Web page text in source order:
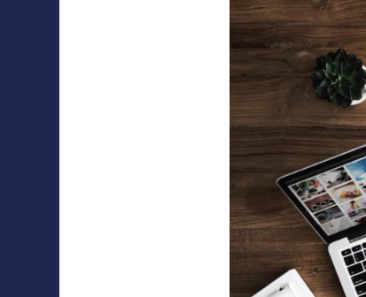
Edition et Littérature
WebDoc
Com’quiz
Créativité
Collaborations